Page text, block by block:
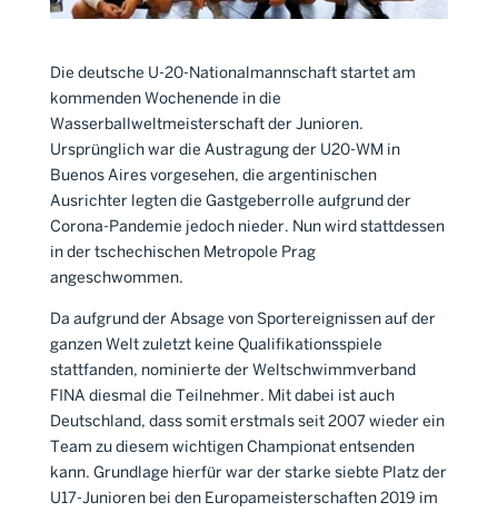
Die deutsche U-20-Nationalmannschaft startet am
kommenden Wochenende in die
Wasserballweltmeisterschaft der Junioren.
Ursprünglich war die Austragung der U20-WM in
Buenos Aires vorgesehen, die argentinischen
Ausrichter legten die Gastgeberrolle aufgrund der
Corona-Pandemie jedoch nieder. Nun wird stattdessen
in der tschechischen Metropole Prag
angeschwommen.
Da aufgrund der Absage von Sportereignissen auf der
ganzen Welt zuletzt keine Qualifikationsspiele
stattfanden, nominierte der Weltschwimmverband
FINA diesmal die Teilnehmer. Mit dabei ist auch
Deutschland, dass somit erstmals seit 2007 wieder ein
Team zu diesem wichtigen Championat entsenden
kann. Grundlage hierfür war der starke siebte Platz der
U17-Junioren bei den Europameisterschaften 2019 im